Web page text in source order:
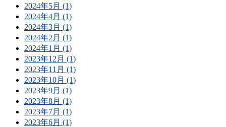
2024年5月 (1)
2024年4月 (1)
2024年3月 (1)
2024年2月 (1)
2024年1月 (1)
2023年12月 (1)
2023年11月 (1)
2023年10月 (1)
2023年9月 (1)
2023年8月 (1)
2023年7月 (1)
2023年6月 (1)